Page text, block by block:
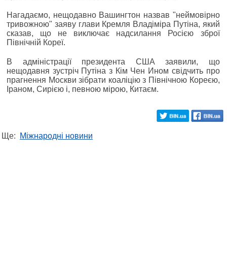
Нагадаємо, нещодавно Вашингтон назвав "неймовірно
тривожною" заяву глави Кремля Владіміра Путіна, який
сказав, що не виключає надсилання Росією зброї
Північній Кореї.
В адміністрації президента США заявили, що
нещодавня зустріч Путіна з Кім Чен Ином свідчить про
прагнення Москви зібрати коаліцію з Північною Кореєю,
Іраном, Сирією і, певною мірою, Китаєм.
Ще: Міжнародні новини